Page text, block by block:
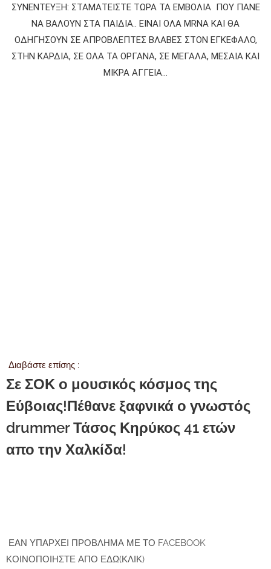
ΣΥΝΕΝΤEΥΞΗ: ΣΤΑΜΑΤΕΙΣΤΕ ΤΩΡΑ ΤΑ ΕΜΒΟΛΙΑ ΠΟΥ ΠΑΝΕ
ΝΑ ΒΑΛΟΥΝ ΣΤΑ ΠΑΙΔΙΑ.. ΕΙΝΑΙ ΟΛΑ MRNA ΚΑΙ ΘΑ
ΟΔΗΓΗΣΟΥΝ ΣΕ AΠΡΟΒΛΕΠΤΕΣ ΒΛΑΒΕΣ ΣΤΟΝ ΕΓΚΕΦΑΛΟ,
ΣΤΗΝ ΚΑΡΔΙΑ, ΣΕ ΟΛΑ ΤΑ ΟΡΓΑΝΑ, ΣΕ ΜΕΓΑΛΑ, ΜΕΣΑΙΑ ΚΑΙ
ΜΙΚΡΑ ΑΓΓΕΙΑ...
Διαβάστε επίσης :
Σε ΣΟΚ ο μουσικός κόσμος της
Εύβοιας!Πέθανε ξαφνικά ο γνωστός
drummer Τάσος Κηρύκος 41 ετών
απο την Χαλκίδα!
ΕΑΝ ΥΠΑΡΧΕΙ ΠΡΟΒΛΗΜΑ ΜΕ ΤΟ FACEBOOK
ΚΟΙΝΟΠΟΙΗΣΤΕ ΑΠΟ ΕΔΩ(ΚΛΙΚ)